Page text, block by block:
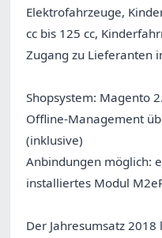
Elektrofahrzeuge,
cc bis 125 cc,
Zugang zu Lieferanten
Shopsystem: Magento
Offline-Management
(inklusive)
Anbindungen möglich:
installiertes Modul
Der Jahresumsatz